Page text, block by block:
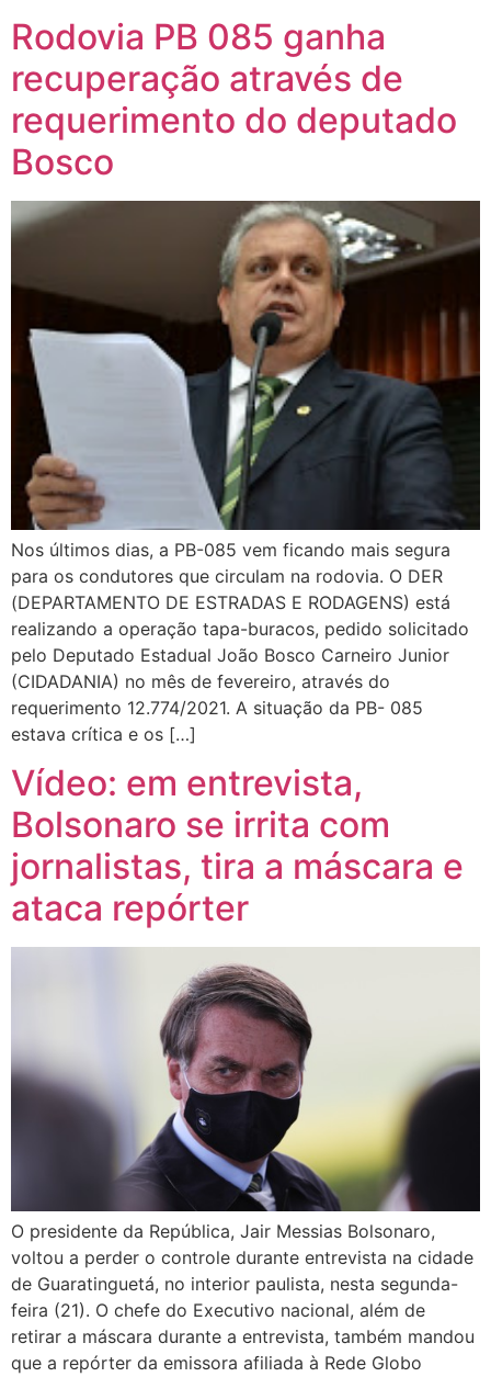
Rodovia PB 085 ganha
recuperação através de
requerimento do deputado
Bosco
Nos últimos dias, a PB-085 vem ficando mais segura
para os condutores que circulam na rodovia. O DER
(DEPARTAMENTO DE ESTRADAS E RODAGENS) está
realizando a operação tapa-buracos, pedido solicitado
pelo Deputado Estadual João Bosco Carneiro Junior
(CIDADANIA) no mês de fevereiro, através do
requerimento 12.774/2021. A situação da PB- 085
estava crítica e os […]
Vídeo: em entrevista,
Bolsonaro se irrita com
jornalistas, tira a máscara e
ataca repórter
O presidente da República, Jair Messias Bolsonaro,
voltou a perder o controle durante entrevista na cidade
de Guaratinguetá, no interior paulista, nesta segunda-
feira (21). O chefe do Executivo nacional, além de
retirar a máscara durante a entrevista, também mandou
que a repórter da emissora afiliada à Rede Globo